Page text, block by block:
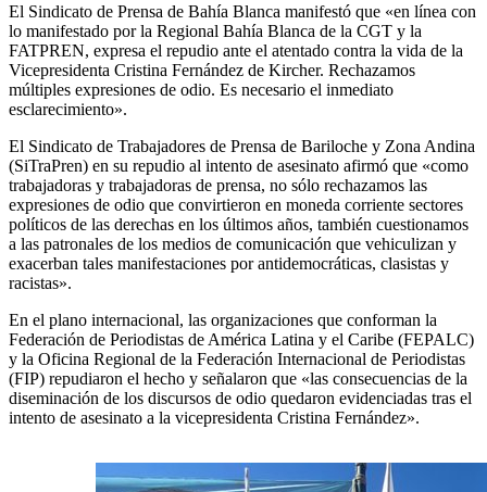
El Sindicato de Prensa de Bahía Blanca manifestó que «en línea con
lo manifestado por la Regional Bahía Blanca de la CGT y la
FATPREN, expresa el repudio ante el atentado contra la vida de la
Vicepresidenta Cristina Fernández de Kircher. Rechazamos
múltiples expresiones de odio. Es necesario el inmediato
esclarecimiento».
El Sindicato de Trabajadores de Prensa de Bariloche y Zona Andina
(SiTraPren) en su repudio al intento de asesinato afirmó que «como
trabajadoras y trabajadoras de prensa, no sólo rechazamos las
expresiones de odio que convirtieron en moneda corriente sectores
políticos de las derechas en los últimos años, también cuestionamos
a las patronales de los medios de comunicación que vehiculizan y
exacerban tales manifestaciones por antidemocráticas, clasistas y
racistas».
En el plano internacional, las organizaciones que conforman la
Federación de Periodistas de América Latina y el Caribe (FEPALC)
y la Oficina Regional de la Federación Internacional de Periodistas
(FIP) repudiaron el hecho y señalaron que «las consecuencias de la
diseminación de los discursos de odio quedaron evidenciadas tras el
intento de asesinato a la vicepresidenta Cristina Fernández».